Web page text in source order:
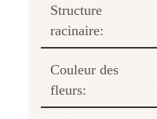
Structure
racinaire:
Couleur des
fleurs: